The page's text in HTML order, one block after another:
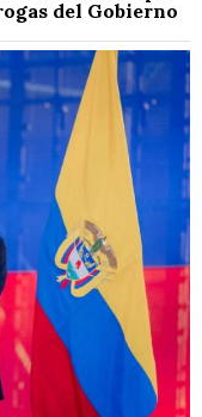
del Gobierno